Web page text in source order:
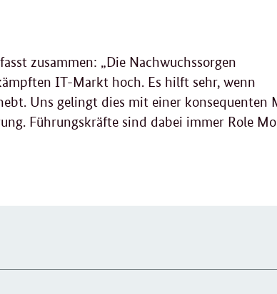
zusammen: „Die Nachwuchssorgen
IT-Markt hoch. Es hilft sehr, wenn
Uns gelingt dies mit einer konsequenten
Führungskräfte sind dabei immer Role